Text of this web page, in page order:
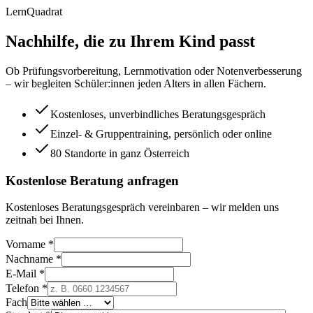
LernQuadrat
Nachhilfe, die zu Ihrem Kind passt
Ob Prüfungsvorbereitung, Lernmotivation oder Notenverbesserung
– wir begleiten Schüler:innen jeden Alters in allen Fächern.
Kostenloses, unverbindliches Beratungsgespräch
Einzel- & Gruppentraining, persönlich oder online
80 Standorte in ganz Österreich
Kostenlose Beratung anfragen
Kostenloses Beratungsgespräch vereinbaren – wir melden uns
zeitnah bei Ihnen.
Vorname *
Nachname *
E-Mail *
Telefon *
Fach